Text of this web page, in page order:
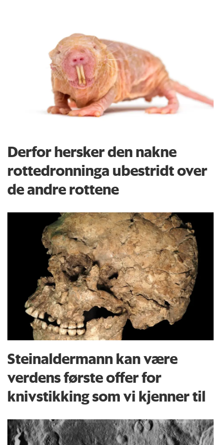
Derfor hersker den nakne
rottedronninga ubestridt over
de andre rottene
Steinaldermann kan være
verdens første offer for
knivstikking som vi kjenner til